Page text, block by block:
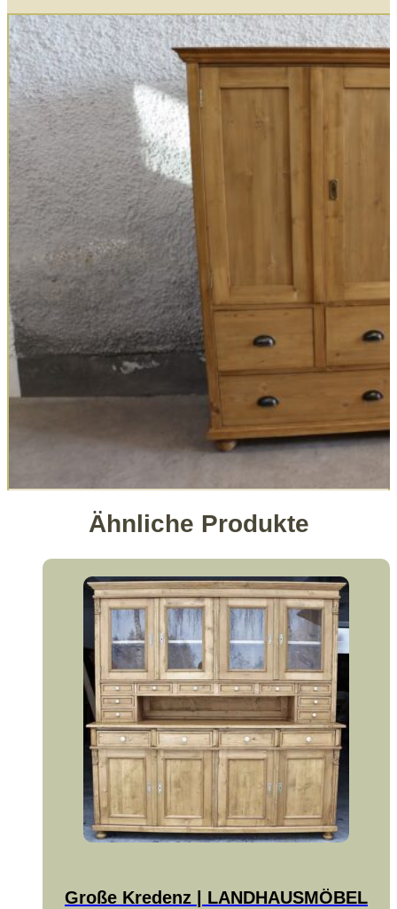
Ähnliche Produkte
Große Kredenz | LANDHAUSMÖBEL